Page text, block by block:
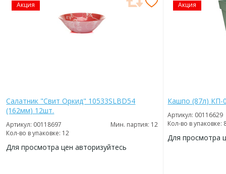
Акция
Салатник "Свит Оркид" 10533SLBD54
(162мм) 12шт.
Артикул: 00118697
Мин. партия: 12
Кол-во в упаковке: 12
Для просмотра цен авторизуйтесь
Акция
Кашпо (87л) КП-
Артикул: 00116629
Кол-во в упаковке:
Для просмотра